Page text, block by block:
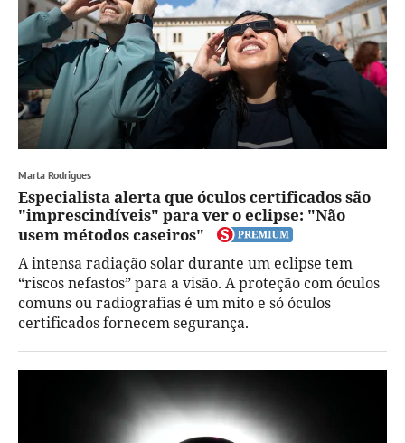
Marta Rodrigues
Especialista alerta que óculos certificados são
"imprescindíveis" para ver o eclipse: "Não
usem métodos caseiros"
A intensa radiação solar durante um eclipse tem
“riscos nefastos” para a visão. A proteção com óculos
comuns ou radiografias é um mito e só óculos
certificados fornecem segurança.